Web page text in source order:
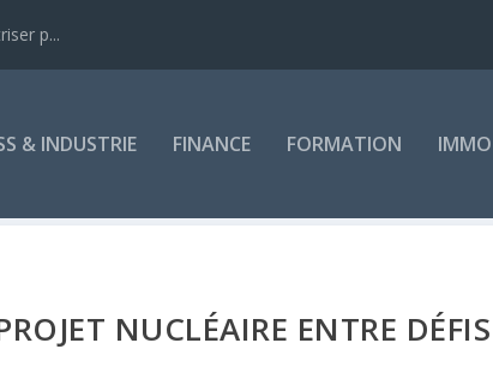
p...
& INDUSTRIE FINANCE FORMATION
NUCLÉAIRE ENTRE DÉFIS